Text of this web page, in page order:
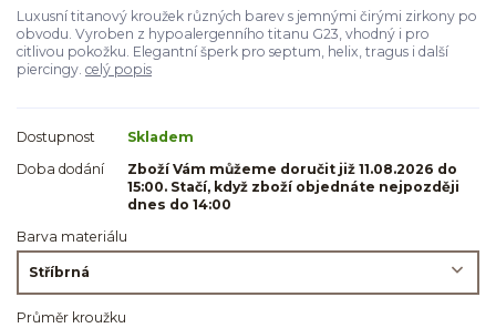
Luxusní titanový kroužek různých barev s jemnými čirými zirkony po
obvodu. Vyroben z hypoalergenního titanu G23, vhodný i pro
citlivou pokožku. Elegantní šperk pro septum, helix, tragus i další
piercingy. celý popis
Dostupnost
Skladem
Doba dodání
Zboží Vám můžeme doručit již 11.08.2026 do
15:00. Stačí, když zboží objednáte nejpozději
dnes do 14:00
Barva materiálu
Průměr kroužku